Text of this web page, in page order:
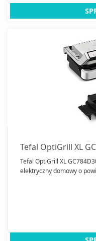
Tefal OptiGrill XL
Tefal OptiGrill XL
elektryczny domowy o